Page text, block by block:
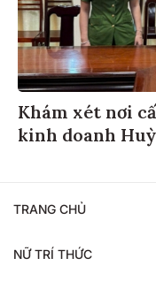
Khám xét nơi
kinh doanh
TRANG CHỦ
NỮ TRÍ THỨC